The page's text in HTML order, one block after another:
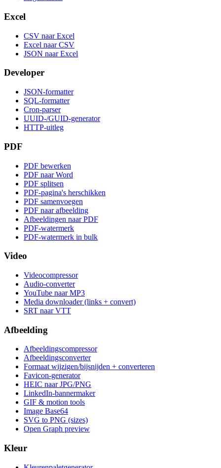
Excel
CSV naar Excel
Excel naar CSV
JSON naar Excel
Developer
JSON-formatter
SQL-formatter
Cron-parser
UUID-/GUID-generator
HTTP-uitleg
PDF
PDF bewerken
PDF naar Word
PDF splitsen
PDF-pagina's herschikken
PDF samenvoegen
PDF naar afbeelding
Afbeeldingen naar PDF
PDF-watermerk
PDF-watermerk in bulk
Video
Videocompressor
Audio-converter
YouTube naar MP3
Media downloader (links + convert)
SRT naar VTT
Afbeelding
Afbeeldingscompressor
Afbeeldingsconverter
Formaat wijzigen/bijsnijden + converteren
Favicon-generator
HEIC naar JPG/PNG
LinkedIn-bannermaker
GIF & motion tools
Image Base64
SVG to PNG (sizes)
Open Graph preview
Kleur